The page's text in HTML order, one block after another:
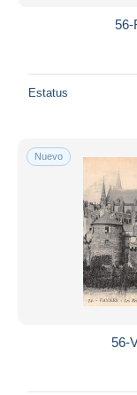
56-
Estatus
Nuevo
56-